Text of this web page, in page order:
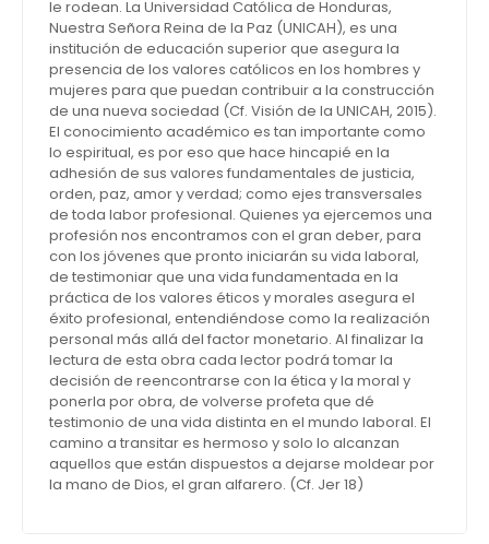
le rodean. La Universidad Católica de Honduras,
Nuestra Señora Reina de la Paz (UNICAH), es una
institución de educación superior que asegura la
presencia de los valores católicos en los hombres y
mujeres para que puedan contribuir a la construcción
de una nueva sociedad (Cf. Visión de la UNICAH, 2015).
El conocimiento académico es tan importante como
lo espiritual, es por eso que hace hincapié en la
adhesión de sus valores fundamentales de justicia,
orden, paz, amor y verdad; como ejes transversales
de toda labor profesional. Quienes ya ejercemos una
profesión nos encontramos con el gran deber, para
con los jóvenes que pronto iniciarán su vida laboral,
de testimoniar que una vida fundamentada en la
práctica de los valores éticos y morales asegura el
éxito profesional, entendiéndose como la realización
personal más allá del factor monetario. Al finalizar la
lectura de esta obra cada lector podrá tomar la
decisión de reencontrarse con la ética y la moral y
ponerla por obra, de volverse profeta que dé
testimonio de una vida distinta en el mundo laboral. El
camino a transitar es hermoso y solo lo alcanzan
aquellos que están dispuestos a dejarse moldear por
la mano de Dios, el gran alfarero. (Cf. Jer 18)